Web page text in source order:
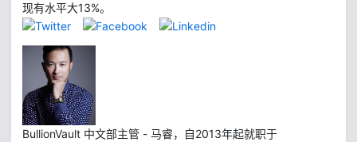
现有水平大13%。
BullionVault 中文部主管 - 马睿，自2013年起就职于